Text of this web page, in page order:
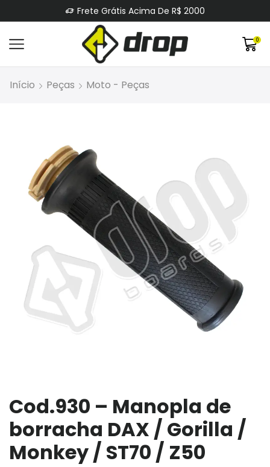
Frete Grátis Acima De R$ 2000
0
Início Peças Moto - Peças
Cod.930 – Manopla de
borracha DAX / Gorilla /
Monkey / ST70 / Z50